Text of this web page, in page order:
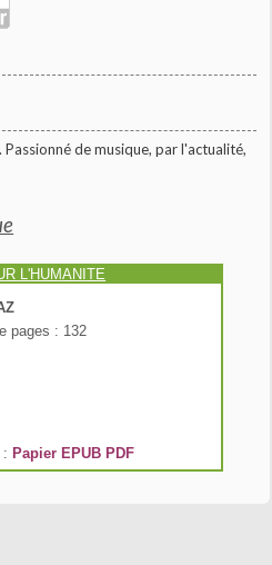
de musique, par l'actualité,
L'HUMANITE
pages : 132
: Papier EPUB PDF